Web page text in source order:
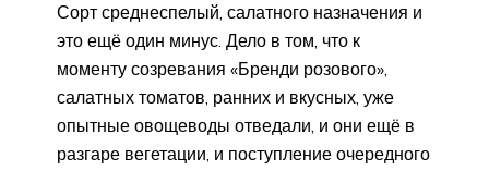
Сорт среднеспелый, салатного назначения и
это ещё один минус. Дело в том, что к
моменту созревания «Бренди розового»,
салатных томатов, ранних и вкусных, уже
опытные овощеводы отведали, и они ещё в
разгаре вегетации, и поступление очередного